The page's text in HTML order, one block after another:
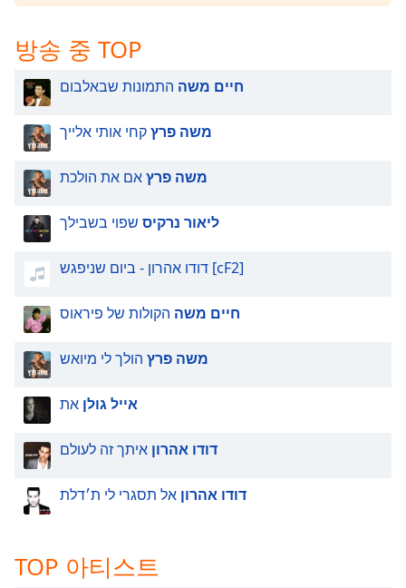
방송 중 TOP
חיים משה התמונות שבאלבום
משה פרץקחי אותי אלייך
משה פרץאם את הולכת
ליאור נרקיס שפוי בשבילך
דודו אהרון - ביום שניפגש [cF2]
חיים משה הקולות של פיראוס
משה פרץ הולך לי מיואש
אייל גולן את
דודו אהרון איתך זה לעולם
דודו אהרון אל תסגרי לי ת׳דלת
TOP 아티스트